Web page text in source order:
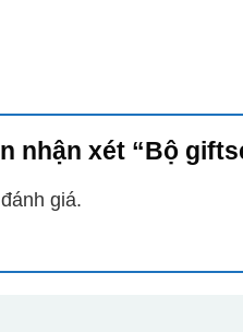
nhận xét “Bộ
giá.